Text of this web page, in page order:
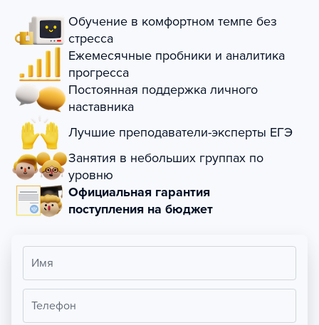
Обучение в комфортном темпе без
стресса
Ежемесячные пробники и аналитика
прогресса
Постоянная поддержка личного
наставника
Лучшие преподаватели-эксперты ЕГЭ
Занятия в небольших группах по
уровню
Официальная гарантия
поступления на бюджет
Имя
Телефон